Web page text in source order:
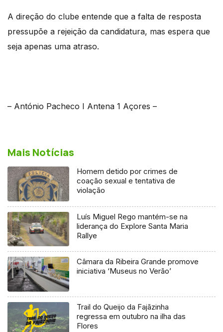
A direção do clube entende que a falta de resposta
pressupõe a rejeição da candidatura, mas espera que
seja apenas uma atraso.
– António Pacheco I Antena 1 Açores –
Mais Notícias
Homem detido por crimes de
coação sexual e tentativa de
violação
Luís Miguel Rego mantém-se na
liderança do Explore Santa Maria
Rallye
Câmara da Ribeira Grande promove
iniciativa ‘Museus no Verão’
Trail do Queijo da Fajãzinha
regressa em outubro na ilha das
Flores